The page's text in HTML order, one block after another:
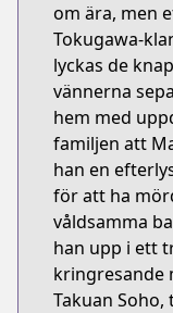
om ära, men
Tokugawa-
lyckas de
vännerna
hem med
familjen att
han en
för att ha
våldsamma
han upp i ett
kringresande
Takuan